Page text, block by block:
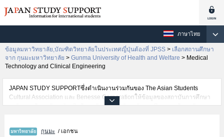
ภาษาไทย
ข้อมูลมหาวิทยาลัย,บัณฑิตวิทยาลัยในประเทศญี่ปุ่นต้องที่ JPSS > เลือกสถานศึกษา
จาก กุนมะมหาวิทยาลัย > Gunma University of Health and Welfare > Medical
Technology and Clinical Engineering
JAPAN STUDY SUPPORTซึ่งดำเนินงานร่วมกันของ The Asian Students
Cultural Association และ Benesse Corporationให้ข้อมูลของสถาบันการศึกษา
ระดับมหาวิทยาลัย・บัณฑิตวิทยาลัย・วิทยาลัยระดับอนุปริญญา・วิทยาลัย
จำเป็นสำหรับนักศึกษาต่างชาติเช่นข้อมูลของแต่ละคณะ,ข้อมูลการสอบคัดเลือก
กุนมะ / เอกชน